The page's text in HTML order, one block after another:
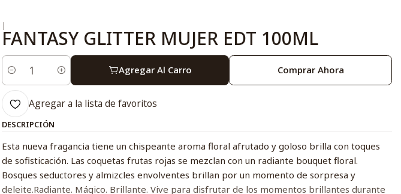
|
FANTASY GLITTER MUJER EDT 100ML
Cantidad
Agregar Al Carro Comprar Ahora
Agregar a la lista de favoritos
DESCRIPCIÓN
Esta nueva fragancia tiene un chispeante aroma floral afrutado y goloso brilla con toques
de sofisticación. Las coquetas frutas rojas se mezclan con un radiante bouquet floral.
Bosques seductores y almizcles envolventes brillan por un momento de sorpresa y
deleite.Radiante. Mágico. Brillante. Vive para disfrutar de los momentos brillantes durante